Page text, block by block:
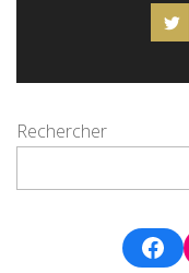
Rechercher